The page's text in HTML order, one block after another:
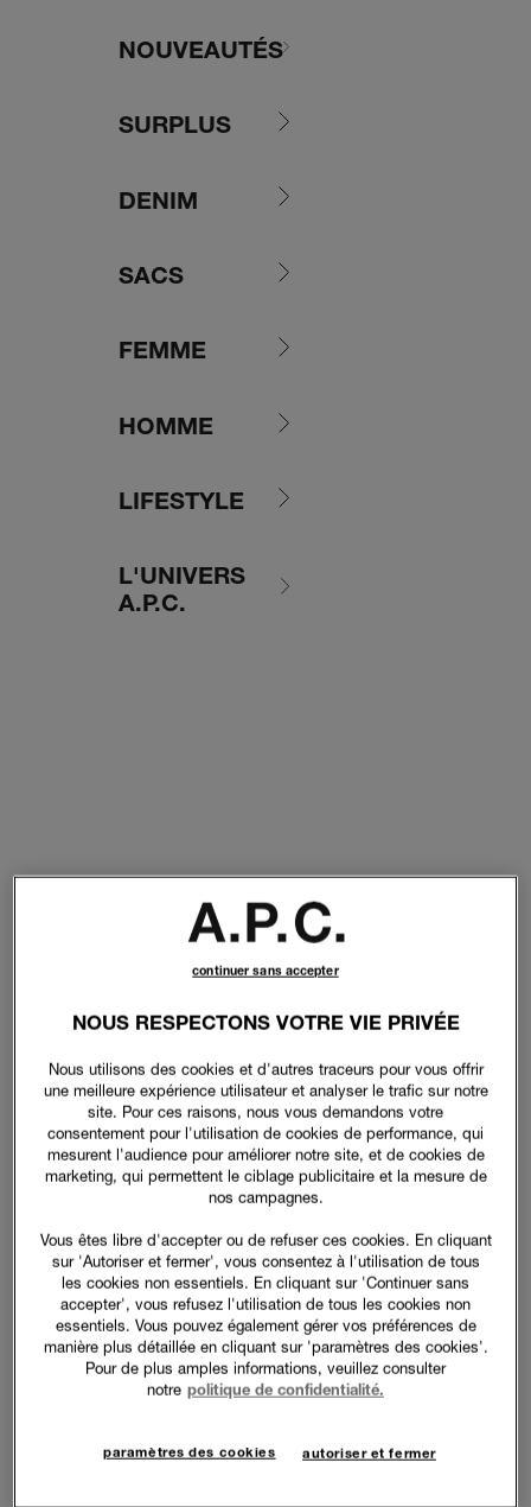
NOUVEAUTÉS
SURPLUS
DENIM
SACS
FEMME
HOMME
LIFESTYLE
L'UNIVERS
A.P.C.
NOUS RESPECTONS VOTRE VIE PRIVÉE
Nous utilisons des cookies et d'autres traceurs pour vous offrir
une meilleure expérience utilisateur et analyser le trafic sur notre
site. Pour ces raisons, nous vous demandons votre
consentement pour l'utilisation de cookies de performance, qui
mesurent l'audience pour améliorer notre site, et de cookies de
marketing, qui permettent le ciblage publicitaire et la mesure de
nos campagnes.
Vous êtes libre d'accepter ou de refuser ces cookies. En cliquant
sur 'Autoriser et fermer', vous consentez à l'utilisation de tous
les cookies non essentiels. En cliquant sur 'Continuer sans
accepter', vous refusez l'utilisation de tous les cookies non
essentiels. Vous pouvez également gérer vos préférences de
manière plus détaillée en cliquant sur 'paramètres des cookies'.
Pour de plus amples informations, veuillez consulter
notre politique de confidentialité.
paramètres des cookies autoriser et fermer
continuer sans accepter